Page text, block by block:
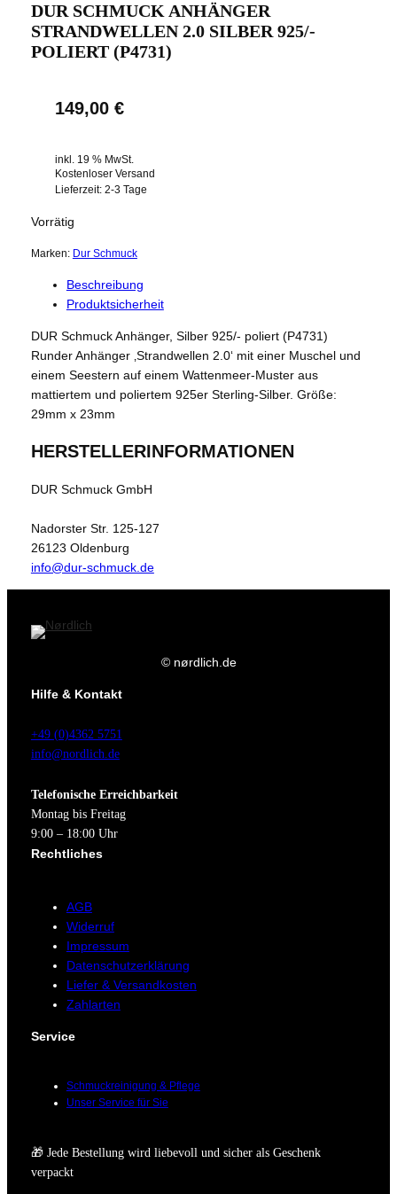
DUR SCHMUCK ANHÄNGER
STRANDWELLEN 2.0 SILBER 925/-
POLIERT (P4731)
149,00 €
inkl. 19 % MwSt.
Kostenloser Versand
Lieferzeit: 2-3 Tage
Vorrätig
Marken: Dur Schmuck
Beschreibung
Produktsicherheit
DUR Schmuck Anhänger, Silber 925/- poliert (P4731)
Runder Anhänger ‚Strandwellen 2.0‘ mit einer Muschel und
einem Seestern auf einem Wattenmeer-Muster aus
mattiertem und poliertem 925er Sterling-Silber. Größe:
29mm x 23mm
HERSTELLERINFORMATIONEN
DUR Schmuck GmbH
Nadorster Str. 125-127
26123 Oldenburg
info@dur-schmuck.de
© nørdlich.de
Hilfe & Kontakt
+49 (0)4362 5751
info@nordlich.de
Telefonische Erreichbarkeit
Montag bis Freitag
9:00 – 18:00 Uhr
Rechtliches
AGB
Widerruf
Impressum
Datenschutzerklärung
Liefer & Versandkosten
Zahlarten
Service
Schmuckreinigung & Pflege
Unser Service für Sie
🎁 Jede Bestellung wird liebevoll und sicher als Geschenk
verpackt